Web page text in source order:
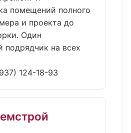
помещений полного
и проекта до
Один
подрядчик на всех
124-18-93